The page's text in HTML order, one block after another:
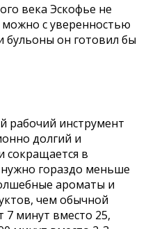
века Эскофье не
можно с уверенностью
бульоны он готовил бы
рабочий инструмент
долгий и
сокращается в
нужно гораздо меньше
ароматы и
чем обычной
7 минут вместо 25,